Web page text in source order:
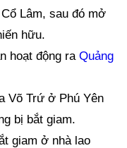
Lâm, sau đó mở
hữu.
hoạt động raQuảng
Võ Trứ ở Phú Yên
bị bắt giam.
giam ở nhà lao